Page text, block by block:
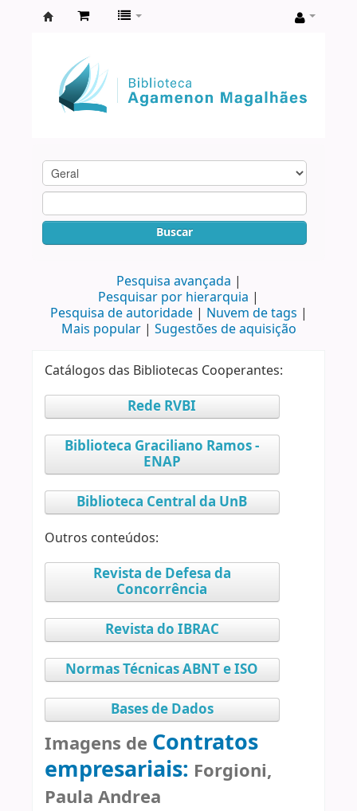
Agamenon
Magalhães
Buscar
Pesquisa avançada
Pesquisar por hierarquia
Pesquisa de autoridade
Nuvem de tags
Mais popular
Sugestões de aquisição
Catálogos das Bibliotecas Cooperantes:
Rede RVBI
Biblioteca Graciliano Ramos -
ENAP
Biblioteca Central da UnB
Outros conteúdos:
Revista de Defesa da
Concorrência
Revista do IBRAC
Normas Técnicas ABNT e ISO
Bases de Dados
Imagens de Contratos
empresariais: Forgioni,
Paula Andrea